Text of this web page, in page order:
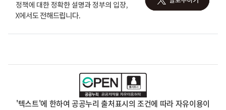
'텍스트'에 한하여 공공누리 출처표시의 조건에 따라 자유이용이